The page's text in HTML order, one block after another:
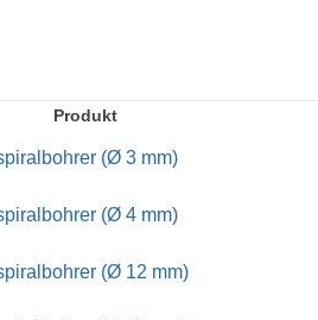
Produkt
(Ø 3 mm)
(Ø 4 mm)
(Ø 12 mm)